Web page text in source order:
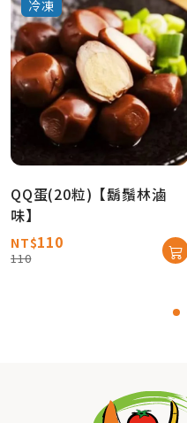
冷凍
QQ蛋(20粒)【鬍鬚林滷
味】
NT$110
110